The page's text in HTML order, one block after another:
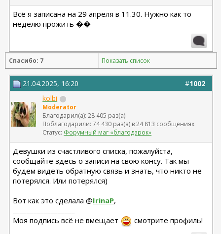
Всё я записана на 29 апреля в 11.30. Нужно как то
неделю прожить ��
Спасибо: 7 Показать список
#1002
21.04.2025, 16:20
kolbi
Moderator
Благодарил(а): 28 405 раз(а)
Поблагодарили: 74 430 раз(а) в 24 813 сообщениях
Статус: Форумный маг «благодарок»
Девушки из счастливого списка, пожалуйста,
сообщайте здесь о записи на свою консу. Так мы
будем видеть обратную связь и знать, что никто не
потерялся. Или потерялся)
Вот как это сделала @IrinaP,
Моя подпись всё не вмещает
смотрите профиль!